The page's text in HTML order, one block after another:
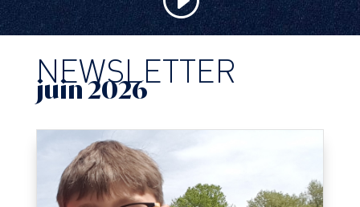
NEWSLETTER
juin 2026